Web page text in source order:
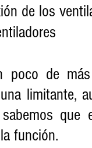
de los
poco de
limitante,
función.